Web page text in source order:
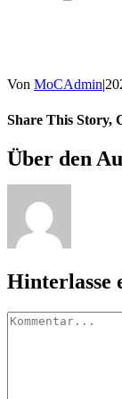
Von MoCAdmin|
Share This Story,
Facebook
X
Reddit
LinkedIn
WhatsApp
Tumblr
Pinterest
Vk
E-
Mail
Über den
Hinterlasse
Kommentar